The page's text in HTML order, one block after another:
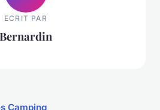
ECRIT PAR
Bernardin
Camping